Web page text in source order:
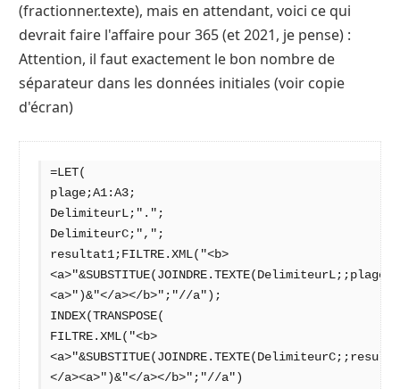
(fractionner.texte), mais en attendant, voici ce qui
devrait faire l'affaire pour 365 (et 2021, je pense) :
Attention, il faut exactement le bon nombre de
séparateur dans les données initiales (voir copie
d'écran)
=LET(
plage;A1:A3;
DelimiteurL;".";
DelimiteurC;",";
resultat1;FILTRE.XML("<b>
<a>")&"</a></b>";"//a");
INDEX(TRANSPOSE(
FILTRE.XML("<b>
</a><a>")&"</a></b>";"//a")